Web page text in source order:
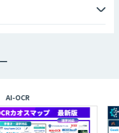
活用コンサルティング・受託
ーティーゴー）